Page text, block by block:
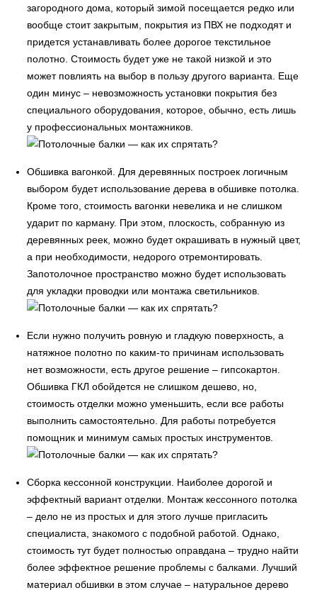
загородного дома, который зимой посещается редко или
вообще стоит закрытым, покрытия из ПВХ не подходят и
придется устанавливать более дорогое текстильное
полотно. Стоимость будет уже не такой низкой и это
может повлиять на выбор в пользу другого варианта. Еще
один минус – невозможность установки покрытия без
специального оборудования, которое, обычно, есть лишь
у профессиональных монтажников.
Обшивка вагонкой. Для деревянных построек логичным
выбором будет использование дерева в обшивке потолка.
Кроме того, стоимость вагонки невелика и не слишком
ударит по карману. При этом, плоскость, собранную из
деревянных реек, можно будет окрашивать в нужный цвет,
а при необходимости, недорого отремонтировать.
Запотолочное пространство можно будет использовать
для укладки проводки или монтажа светильников.
Если нужно получить ровную и гладкую поверхность, а
натяжное полотно по каким-то причинам использовать
нет возможности, есть другое решение – гипсокартон.
Обшивка ГКЛ обойдется не слишком дешево, но,
стоимость отделки можно уменьшить, если все работы
выполнить самостоятельно. Для работы потребуется
помощник и минимум самых простых инструментов.
Сборка кессонной конструкции. Наиболее дорогой и
эффектный вариант отделки. Монтаж кессонного потолка
– дело не из простых и для этого лучше пригласить
специалиста, знакомого с подобной работой. Однако,
стоимость тут будет полностью оправдана – трудно найти
более эффектное решение проблемы с балками. Лучший
материал обшивки в этом случае – натуральное дерево